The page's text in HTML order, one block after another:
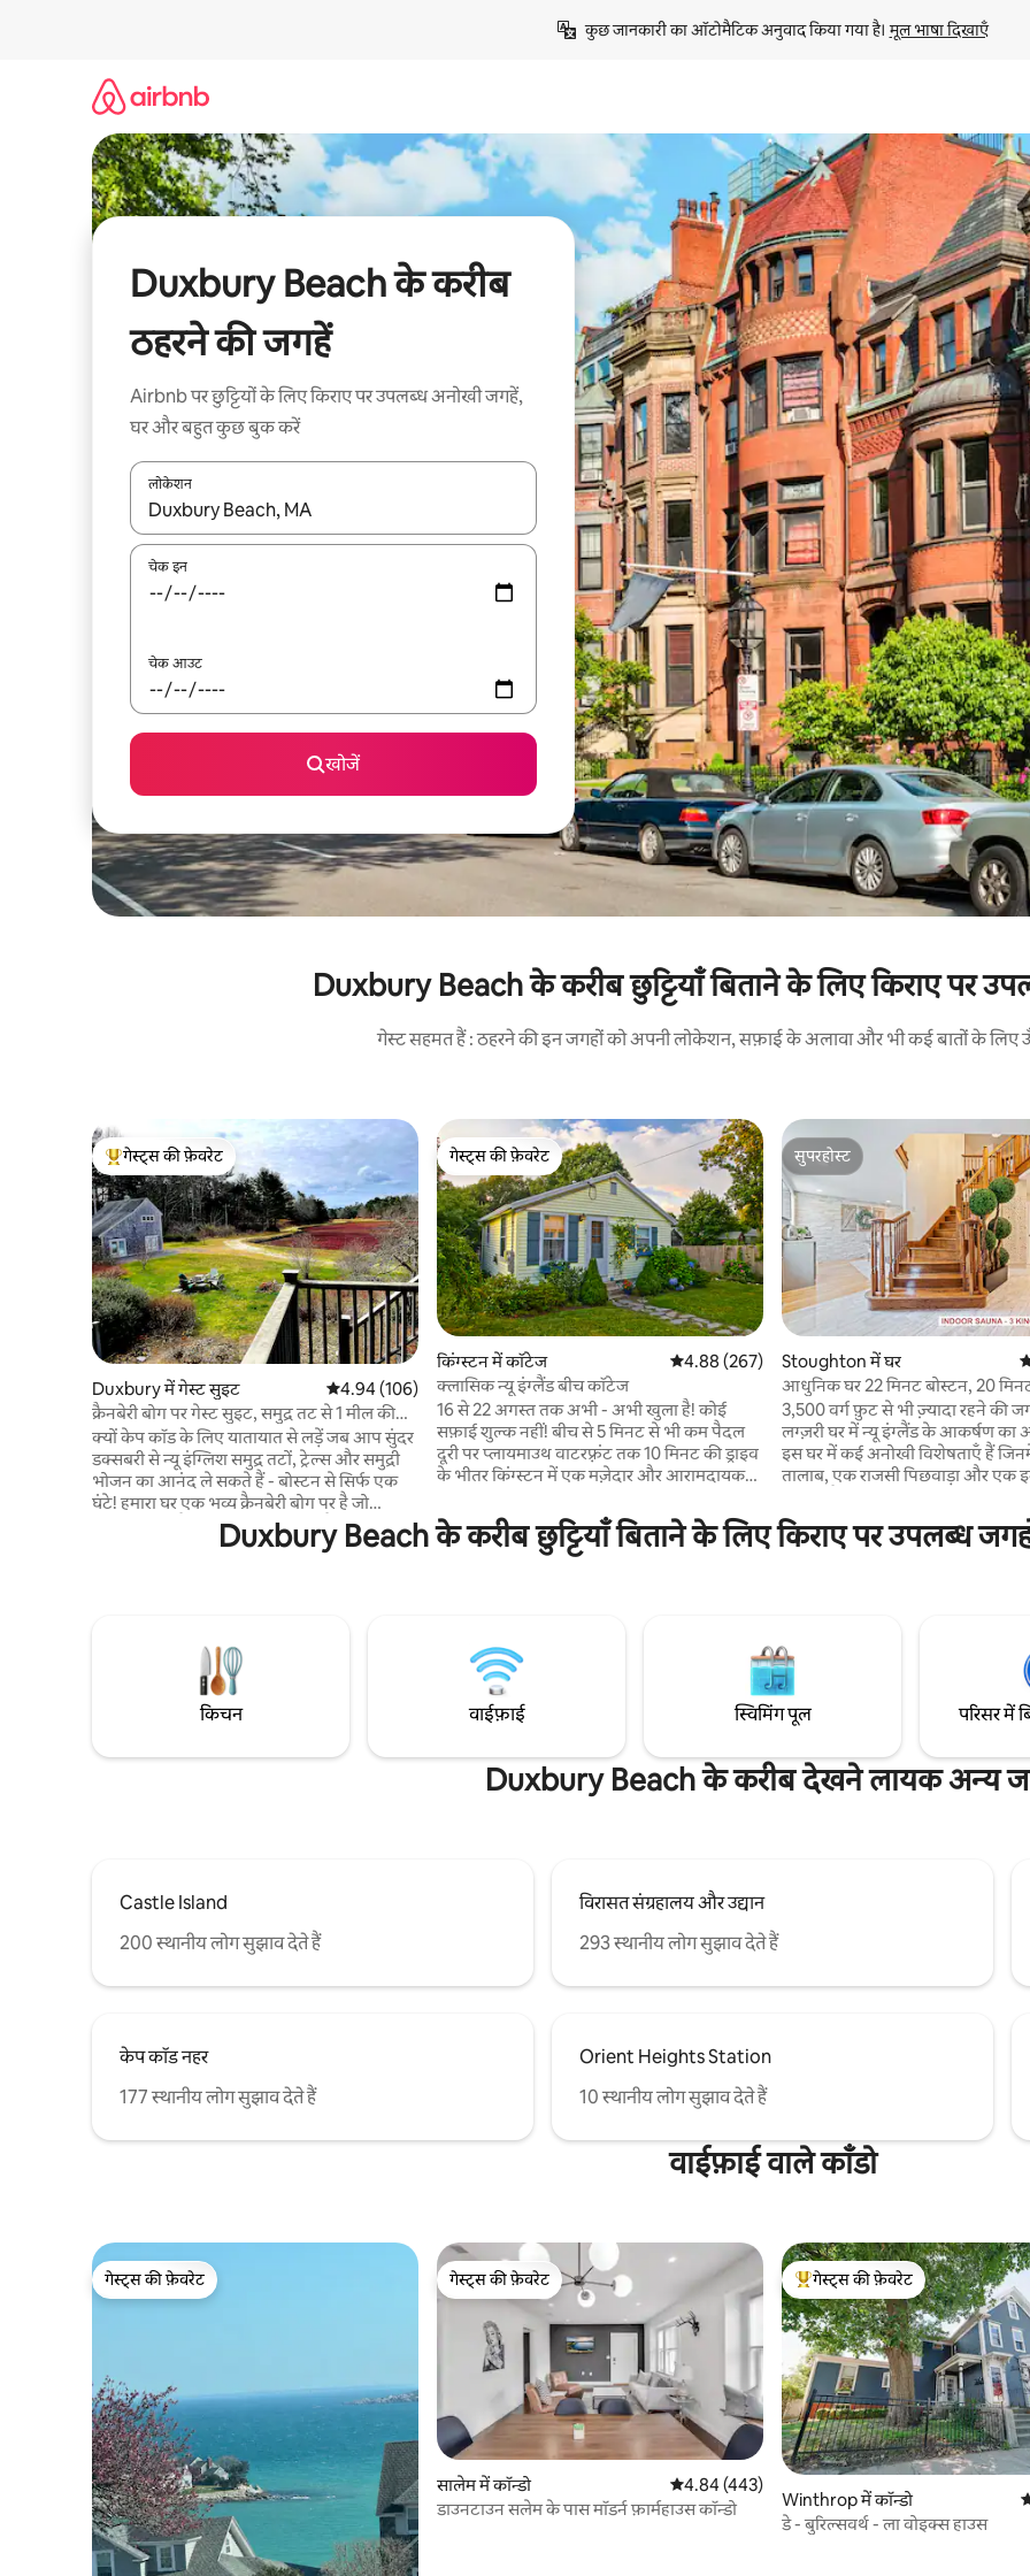
कुछ जानकारी का ऑटोमैटिक अनुवाद किया गया है। मूल भाषा दिखाएँ
Duxbury Beach के करीब
ठहरने की जगहें
Airbnb पर छुट्टियों के लिए किराए पर उपलब्ध अनोखी जगहें,
घर और बहुत कुछ बुक करें
लोकेशन
नतीजों के उपलब्ध होने पर, अप और डाउन 'ऐरो की' का इस्तेमाल करके नेविगेट करें या टच या फिर स्वाइप जेस्चर का इस्तेमाल करके एक्सप्लोर करें।
चेक इन
चेक आउट
खोजें
Duxbury Beach के करीब छुट्टियाँ बिताने के लिए किराए पर
गेस्ट सहमत हैं : ठहरने की इन जगहों को अपनी लोकेशन, सफ़ाई के अलावा और भी कई बातों के लिए
गेस्ट्स का टॉप फ़ेवरेट
गेस्ट्स की फ़ेवरेट
Duxbury में गेस्ट सुइट औसत रेटिंग 5 में से 4.94, 106 समीक्षाएँ
4.94 (106)
क्रैनबेरी बोग पर गेस्ट सुइट, समुद्र तट से 1 मील की
दूरी पर
क्यों केप कॉड के लिए यातायात से लड़ें जब आप सुंदर
डक्सबरी से न्यू इंग्लिश समुद्र तटों, ट्रेल्स और समुद्री
भोजन का आनंद ले सकते हैं - बोस्टन से सिर्फ एक
घंटे! हमारा घर एक भव्य क्रैनबेरी बोग पर है जो
बाइकिंग और पैदल ट्रेल्स से घिरा हुआ है और समुद्र
तट से सिर्फ एक मील की दूरी पर है। एक निजी आँगन
आइस स्केटिंग के लिए बहुत अच्छा है!
गेस्ट्स की फ़ेवरेट
गेस्ट्स की फ़ेवरेट
किंग्स्टन में कॉटेज औसत रेटिंग 5 में से 4.88, 267 समीक्षाएँ
4.88 (267)
क्लासिक न्यू इंग्लैंड बीच कॉटेज
16 से 22 अगस्त तक अभी - अभी खुला है! कोई
सफ़ाई शुल्क नहीं! बीच से 5 मिनट से भी कम पैदल
दूरी पर प्लायमाउथ वाटरफ़्रंट तक 10 मिनट की ड्राइव
के भीतर किंग्स्टन में एक मज़ेदार और आरामदायक
मेफ़्लॉवर की प्रतिकृति और कई शानदार रेस्तरां और
दुकानें हैं। बोस्टन से एक घंटे से भी कम समय में और
केप कॉड से 30 मिनट की दूरी पर। हमारे कॉटेज में गैस
स्टार समीक्षाएँ देखें!
सुपरहोस्ट
सुपरहोस्ट
Stoughton में घर
आधुनिक घर 22 मिनट बोस्टन, 20
स्टेडियम
3,500 वर्ग फ़ुट से भी ज़्यादा रहने की
लग्ज़री घर में न्यू इंग्लैंड के आकर्षण का
इस घर में कई अनोखी विशेषताएँ हैं
तालाब, एक राजसी पिछवाड़ा और एक
और अधिक आरामदायक बनाता है। यह एक शांत
इलाके में स्थित है, जो ग्लेन इको पार्क से
लिए अनुकूल!
Duxbury Beach के करीब छुट्टियाँ बिताने के लिए किराए पर उपलब्ध
किचन वाईफ़ाई स्विमिंग पूल परिसर में
Duxbury Beach के करीब देखने लायक अन्य
Castle Island
200 स्थानीय लोग सुझाव देते हैं
विरासत संग्रहालय और उद्यान
293 स्थानीय लोग सुझाव देते हैं
केप कॉड नहर
177 स्थानीय लोग सुझाव देते हैं
Orient Heights Station
10 स्थानीय लोग सुझाव देते हैं
वाईफ़ाई वाले काँडो
गेस्ट्स की फ़ेवरेट
गेस्ट्स की फ़ेवरेट
गेस्ट्स की फ़ेवरेट
गेस्ट्स की फ़ेवरेट
सालेम में कॉन्डो औसत रेटिंग 5 में से 4.84, 443 समीक्षाएँ
4.84 (443)
डाउनटाउन सलेम के पास मॉडर्न फ़ार्महाउस कॉन्डो
गेस्ट्स का टॉप फ़ेवरेट
गेस्ट्स की फ़ेवरेट
Winthrop में कॉन्डो
डे - बुरिल्सवर्थ - ला वोइक्स हाउस